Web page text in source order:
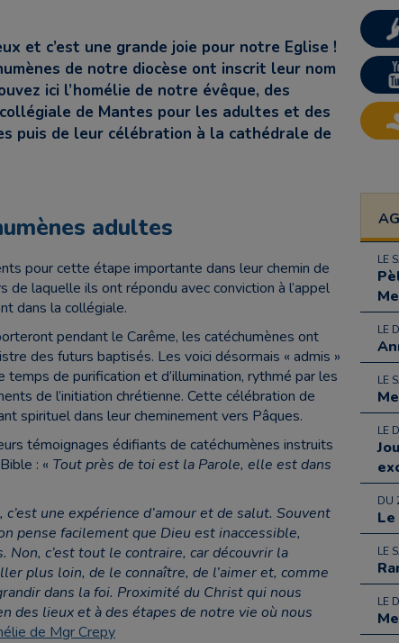
et c’est une grande joie pour notre Eglise !
de notre diocèse ont inscrit leur nom
ici l’homélie de notre évêque, des
de Mantes pour les adultes et des
puis de leur célébration à la cathédrale de
adultes
pour cette étape importante dans leur chemin de
de laquelle ils ont répondu avec conviction à l’appel
dans la collégiale.
pendant le Carême, les catéchumènes ont
des futurs baptisés. Les voici désormais « admis »
de purification et d’illumination, rythmé par les
de l’initiation chrétienne. Cette célébration de
spirituel dans leur cheminement vers Pâques.
témoignages édifiants de catéchumènes instruits
: « Tout près de toi est la Parole, elle est dans
une expérience d’amour et de salut. Souvent
pense facilement que Dieu est inaccessible,
c’est tout le contraire, car découvrir la
plus loin, de le connaître, de l’aimer et, comme
dans la foi. Proximité du Christ qui nous
des lieux et à des étapes de notre vie où nous
de Mgr Crepy
LE
LE
LE
LE
DU
Le
LE
LE